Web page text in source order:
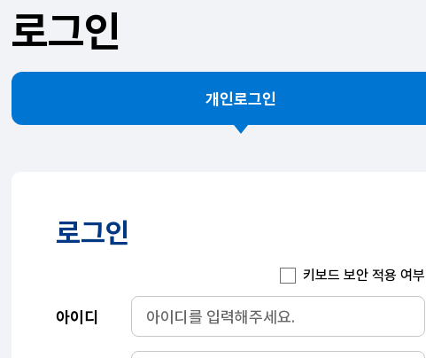
로그인
개인로그인
로그인
키보드 보안 적용 여부
아이디